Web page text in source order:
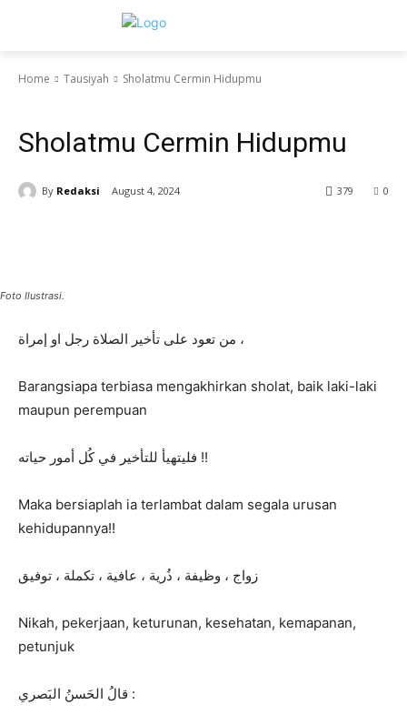
Home Tausiyah Sholatmu Cermin Hidupmu
Sholatmu Cermin Hidupmu
By Redaksi August 4, 2024 0
379
Foto Ilustrasi.
ﻣﻦ ﺗﻌﻮﺩ ﻋﻠﻰ ﺗﺄﺧﻴﺮ ﺍﻟﺼﻼﺓ ﺭﺟﻞ ﺍﻭ ﺇﻣﺮﺍﺓ ،
Barangsiapa terbiasa mengakhirkan sholat, baik laki-laki
maupun perempuan
ﻓﻠﻴﺘﻬﻴﺄ ﻟﻠﺘﺄﺧﻴﺮ ﻓﻲ ﻛُﻞ ﺃﻣﻮﺭ ﺣﻴﺎﺗﻪ !!
Maka bersiaplah ia terlambat dalam segala urusan
kehidupannya!!
ﺯﻭﺍﺝ ، ﻭﻇﻴﻔﺔ ، ﺫُﺭﻳﺔ ، ﻋﺎﻓﻴﺔ ، ﺗﻜﻤﻠﺔ ، ﺗﻮﻓﻴﻖ
Nikah, pekerjaan, keturunan, kesehatan, kemapanan,
petunjuk
ﻗﺎﻝُ ﺍﻟﺤَﺴﻦُ ﺍﻟﺒَﺼﺮﻱ :